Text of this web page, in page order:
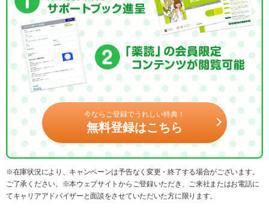
今ならご登録でうれしい特典！
無料登録はこちら
※在庫状況により、キャンペーンは予告なく変更・終了する場合がございます。
ご了承ください。※本ウェブサイトからご登録いただき、ご来社またはお電話に
てキャリアアドバイザーと面談をさせていただいた方に限ります。